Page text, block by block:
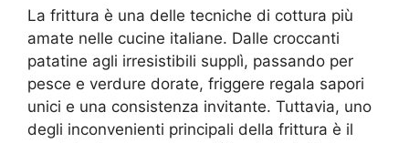
La frittura è una delle tecniche di cottura più
amate nelle cucine italiane. Dalle croccanti
patatine agli irresistibili supplì, passando per
pesce e verdure dorate, friggere regala sapori
unici e una consistenza invitante. Tuttavia, uno
degli inconvenienti principali della frittura è il